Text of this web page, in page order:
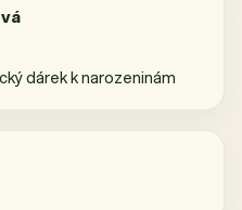
5 z 5 hvězdiček.
dárek k narozeninám
5 z 5 hvězdiček.